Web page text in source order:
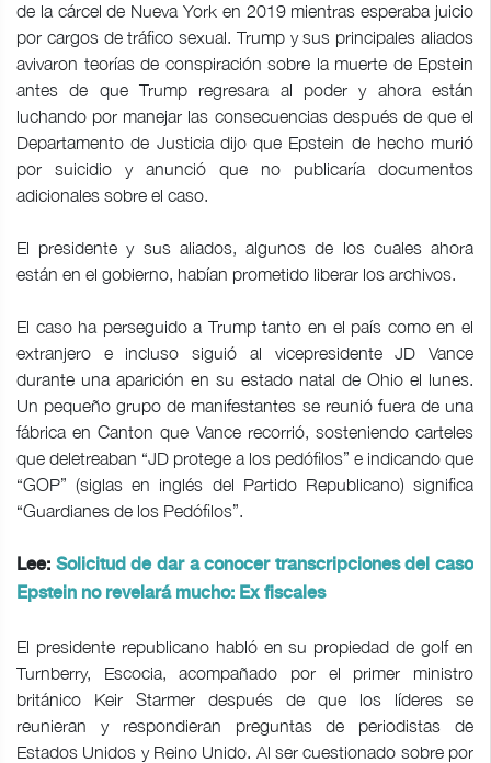
de la cárcel de Nueva York en 2019 mientras esperaba juicio
por cargos de tráfico sexual. Trump y sus principales aliados
avivaron teorías de conspiración sobre la muerte de Epstein
antes de que Trump regresara al poder y ahora están
luchando por manejar las consecuencias después de que el
Departamento de Justicia dijo que Epstein de hecho murió
por suicidio y anunció que no publicaría documentos
adicionales sobre el caso.
El presidente y sus aliados, algunos de los cuales ahora
están en el gobierno, habían prometido liberar los archivos.
El caso ha perseguido a Trump tanto en el país como en el
extranjero e incluso siguió al vicepresidente JD Vance
durante una aparición en su estado natal de Ohio el lunes.
Un pequeño grupo de manifestantes se reunió fuera de una
fábrica en Canton que Vance recorrió, sosteniendo carteles
que deletreaban “JD protege a los pedófilos” e indicando que
“GOP” (siglas en inglés del Partido Republicano) significa
“Guardianes de los Pedófilos”.
Lee: Solicitud de dar a conocer transcripciones del caso
Epstein no revelará mucho: Ex fiscales
El presidente republicano habló en su propiedad de golf en
Turnberry, Escocia, acompañado por el primer ministro
británico Keir Starmer después de que los líderes se
reunieran y respondieran preguntas de periodistas de
Estados Unidos y Reino Unido. Al ser cuestionado sobre por